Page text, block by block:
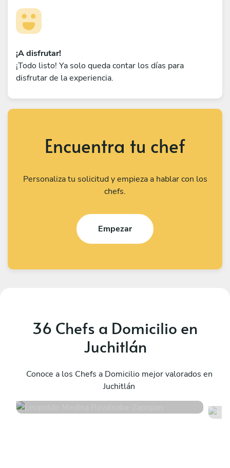
¡A disfrutar!
¡Todo listo! Ya solo queda contar los días para
disfrutar de la experiencia.
Encuentra tu chef
Personaliza tu solicitud y empieza a hablar con los
chefs.
Empezar
36 Chefs a Domicilio en
Juchitlán
Conoce a los Chefs a Domicilio mejor valorados en
Juchitlán
Zapopan
38 servicios